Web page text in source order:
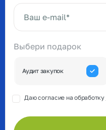
Выбери подарок
Аудит закупок
Даю согласие на обработку